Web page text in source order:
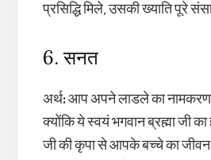
प्रसिद्धि मिले, उसकी ख्याति पूरे
6. सनत
अर्थ:आप अपने लाडले का
क्योंकि ये स्वयं भगवान ब्रह्मा जी का
जी की कृपा से आपके बच्चे का जीवन